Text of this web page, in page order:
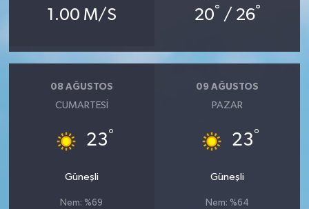
1.00 M/S 20° / 26°
08 AĞUSTOS
CUMARTESI
23°
Güneşli
Nem: %69
09 AĞUSTOS
PAZAR
23°
Güneşli
Nem: %64